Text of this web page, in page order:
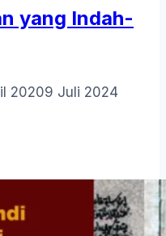
yang Indah-
20209 Juli 2024